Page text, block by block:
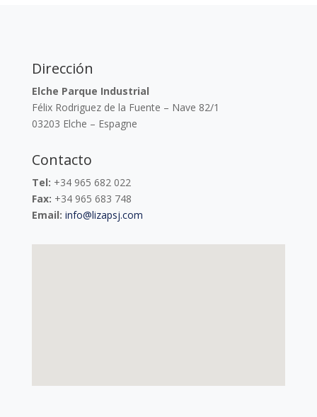
Dirección
Elche Parque Industrial
Félix Rodriguez de la Fuente – Nave 82/1
03203 Elche – Espagne
Contacto
Tel: +34 965 682 022
Fax: +34 965 683 748
Email: info@lizapsj.com